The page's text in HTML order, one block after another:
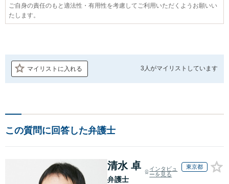
ご自身の責任のもと適法性・有用性を考慮してご利用いただくようお願いい
たします。
マイリストに入れる 3人がマイリストしています
この質問に回答した弁護士
清水 卓
弁護士
インタビュ
ーを見る
東京都